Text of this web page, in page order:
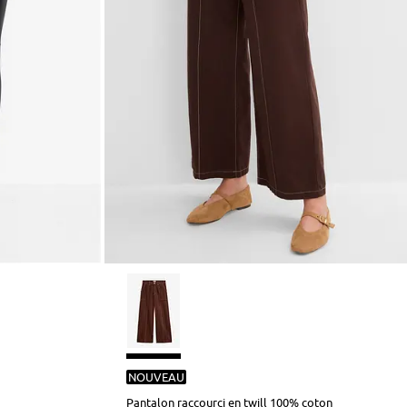
NOUVEAU
Pantalon raccourci en twill 100% coton